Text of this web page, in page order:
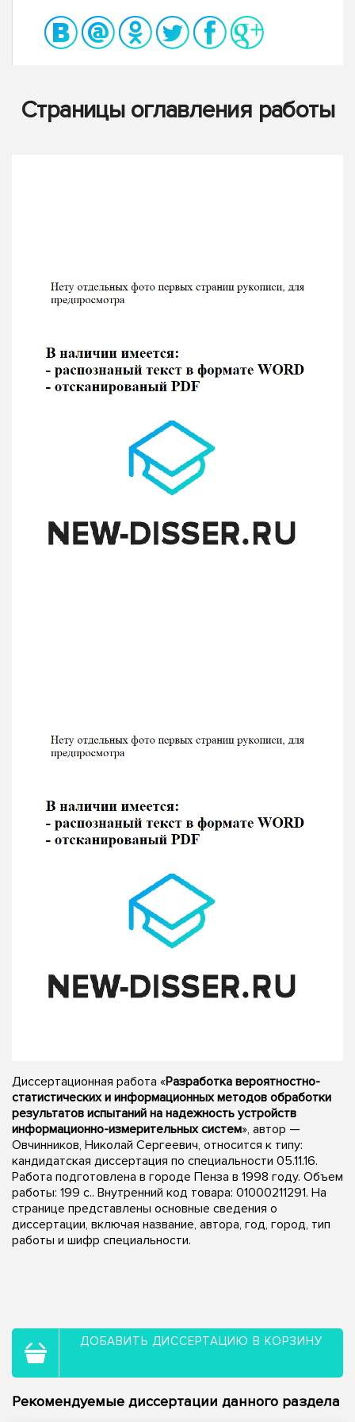
Страницы оглавления работы
Диссертационная работа «Разработка вероятностно-
статистических и информационных методов обработки
результатов испытаний на надежность устройств
информационно-измерительных систем», автор —
Овчинников, Николай Сергеевич, относится к типу:
кандидатская диссертация по специальности 05.11.16.
Работа подготовлена в городе Пенза в 1998 году. Объем
работы: 199 с.. Внутренний код товара: 01000211291. На
странице представлены основные сведения о
диссертации, включая название, автора, год, город, тип
работы и шифр специальности.
ДОБАВИТЬ ДИССЕРТАЦИЮ В КОРЗИНУ
Рекомендуемые диссертации данного раздела